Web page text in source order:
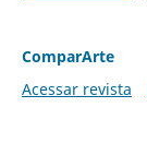
ComparArte
Acessar revista